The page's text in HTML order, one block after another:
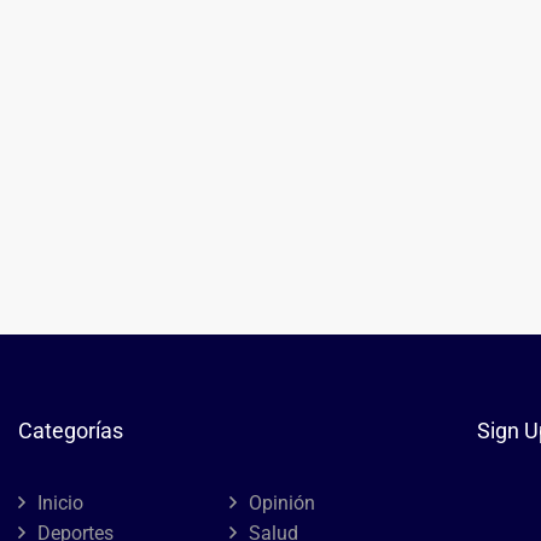
Categorías
Inicio
Opinión
Deportes
Salud
Sign